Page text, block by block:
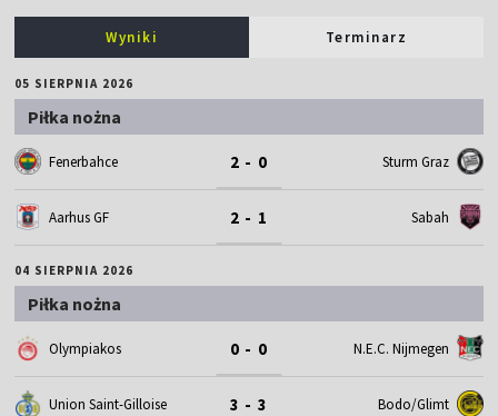
Wyniki Terminarz
05 SIERPNIA 2026
Piłka nożna
Fenerbahce 2 - 0 Sturm Graz
Aarhus GF 2 - 1 Sabah
04 SIERPNIA 2026
Piłka nożna
Olympiakos 0 - 0 N.E.C. Nijmegen
Union Saint-Gilloise 3 - 3 Bodo/Glimt